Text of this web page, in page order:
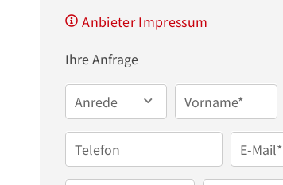
Anbieter Impressum
Ihre Anfrage
Anrede Vorname*
Telefon E-Mail*